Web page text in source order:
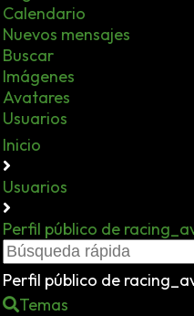
Calendario
Nuevos mensajes
Buscar
Imágenes
Avatares
Usuarios
Inicio
Usuarios
Perfil público de
Perfil público de
Temas